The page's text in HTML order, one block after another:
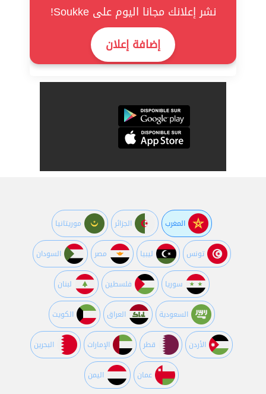
نشر إعلانك مجانا اليوم على Soukke!
إضافة إعلان
المغرب الجزائر موريتانيا
تونس ليبيا مصر السودان
سوريا فلسطين لبنان
السعودية العراق الكويت
اﻷردن قطر اﻹمارات البحرين
عمان اليمن